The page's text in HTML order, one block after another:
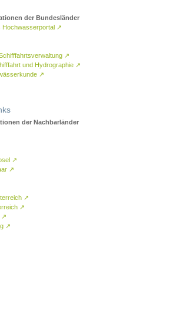
der Bundesländer
Hochwasserportal ↗
↗
und Hydrographie ↗
↗
der Nachbarländer
↗
↗
↗
↗
↗
↗